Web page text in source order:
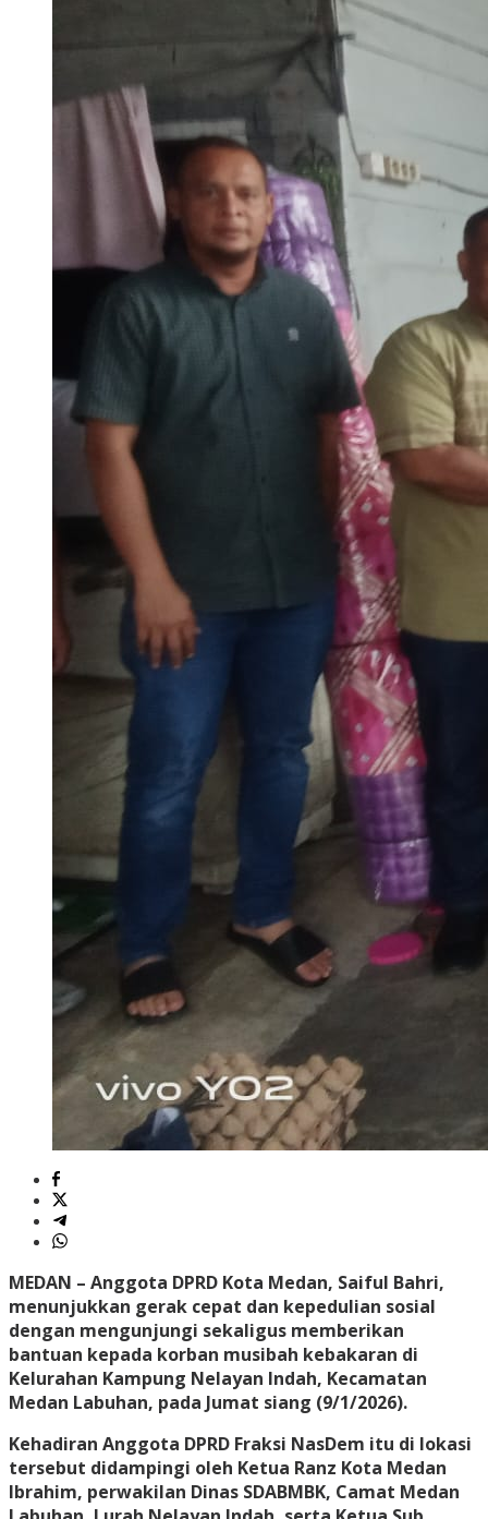
MEDAN – Anggota DPRD Kota Medan, Saiful Bahri,
menunjukkan gerak cepat dan kepedulian sosial
dengan mengunjungi sekaligus memberikan
bantuan kepada korban musibah kebakaran di
Kelurahan Kampung Nelayan Indah, Kecamatan
Medan Labuhan, pada Jumat siang (9/1/2026).
​Kehadiran Anggota DPRD Fraksi NasDem itu di lokasi
tersebut didampingi oleh Ketua Ranz Kota Medan
Ibrahim, perwakilan Dinas SDABMBK, Camat Medan